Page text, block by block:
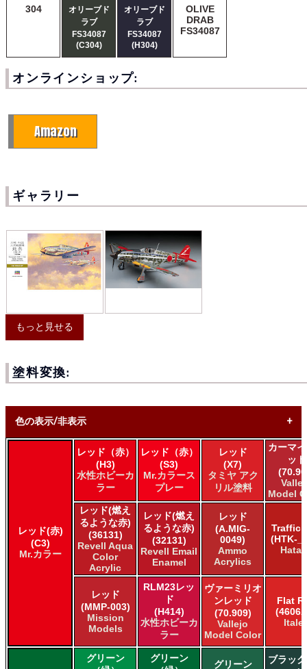
304
オリーブド
ラブ
FS34087
(C304)
オリーブド
ラブ
FS34087
(H304)
OLIVE
DRAB
FS34087
オンラインショップ:
Amazon
ギャラリー
もっと見せる
塗料変換:
色の表示/非表示
* ボックスをオン/オフにして、同等の色を見つけやすくしま
Uncheck ALL
AK INTERACTIVE AK 3rd Gen Acrylics
AK INTERACTIVE AK Acrylics
AK INTERACTIVE AK Real Color
ALCLAD II ALCLAD II
AMMO by Mig Jimenez Ammo Acrylics
Acrylicos Vallejo Vallejo Game Air
Acrylicos Vallejo Vallejo Game Color
Acrylicos Vallejo Vallejo Liquid Gold
Acrylicos Vallejo Vallejo Mecha Color
Acrylicos Vallejo Vallejo Metal Color
Acrylicos Vallejo Vallejo Model Air
Acrylicos Vallejo Vallejo Model Color
レッド(赤)
(C3)
Mr.カラー
レッド（赤）
(H3)
水性ホビーカ
ラー
レッド（赤）
(S3)
Mr.カラース
プレー
レッド
(X7)
タミヤ アク
リル塗料
カーマ
ッド
Model
レッド(燃え
るような赤)
(36131)
Revell Aqua
Color
Acrylic
レッド(燃え
るような赤)
(32131)
Revell Email
Enamel
レッド
(A.MIG-
0049)
Ammo
Acrylics
Traffic
(HTK-
レッド
(MMP-003)
Mission
Models
RLM23レッ
ド
(H414)
水性ホビーカ
ラー
ヴァーミリオ
ンレッド
(70.909)
Vallejo
Model Color
Flat
グリーン
グリーン
グリーン
ブラッ